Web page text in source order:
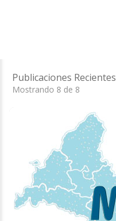
Publicaciones Recientes
Mostrando 8 de 8